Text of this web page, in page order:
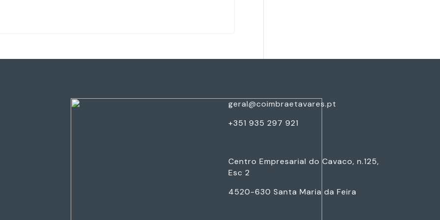
geral@coimbraetavares.pt
+351 935 297 921
Centro Empresarial do Cavaco, n.125,
Esc 2
4520-630 Santa Maria da Feira